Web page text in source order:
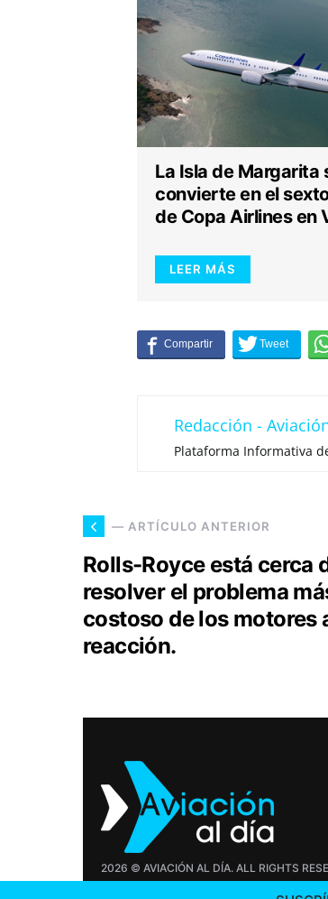
La Isla de Margarita
convierte en el
de Copa Airlines en
LEER MÁS
Redacción -
Plataforma Informativa
— ARTÍCULO ANTERIOR
Rolls-Royce está cerca
resolver el problema
costoso de los motores
reacción.
2026 © AVIACIÓN AL DÍA. ALL RIGHTS